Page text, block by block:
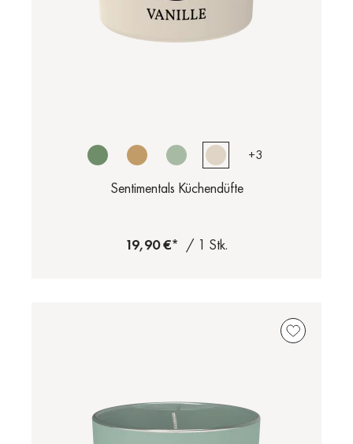
+3
Sentimentals Küchendüfte
19,90 €* / 1 Stk.